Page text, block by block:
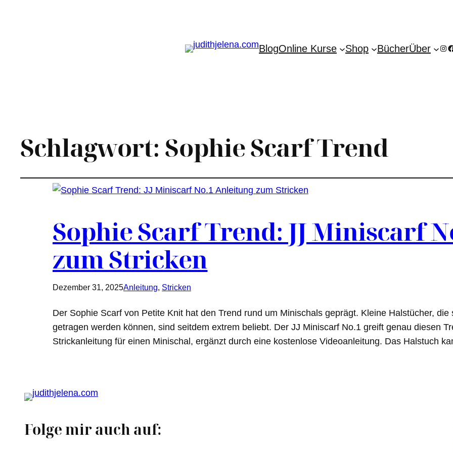
BlogOnline Kurse Shop BücherÜber
Schlagwort: Sophie Scarf Trend
Sophie Scarf Trend: JJ Miniscarf
zum Stricken
Dezember 31, 2025Anleitung, Stricken
Der Sophie Scarf von Petite Knit hat den Trend rund um Minischals geprägt. Kleine Halstücher,
getragen werden können, sind seitdem extrem beliebt. Der JJ Miniscarf No.1 greift genau diesen
Strickanleitung für einen Minischal, ergänzt durch eine kostenlose Videoanleitung. Das Halstuch
Folge mir auch auf: